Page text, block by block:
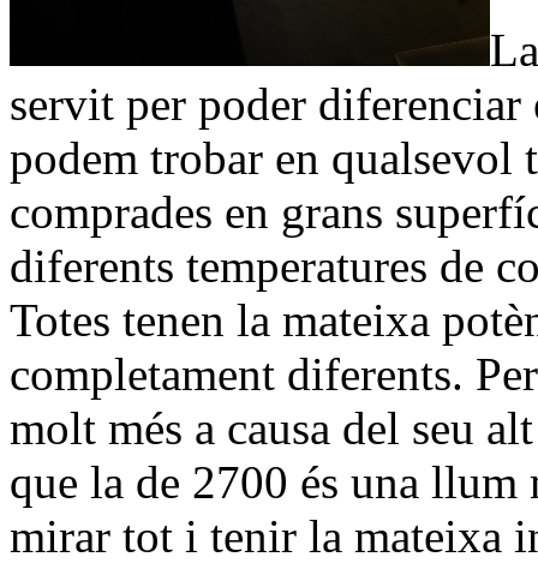
servit per poder diferenciar
podem trobar en qualsevol
comprades en grans
diferents temperatures de
Totes tenen la mateixa
completament diferents.
molt més a causa del seu
que la de 2700 és una llum
mirar tot i tenir la mateixa